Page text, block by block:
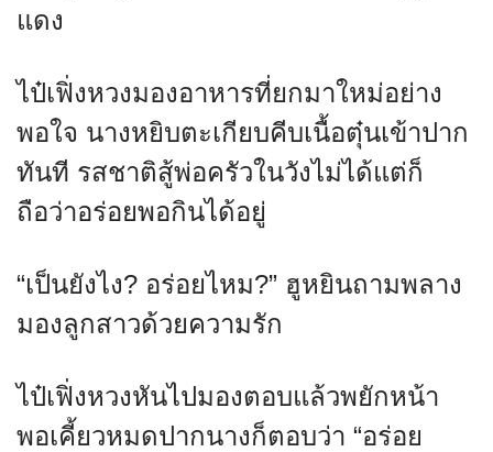
แดง
ไป๋เฟิ่งหวงมองอาหารที่ยกมาใหม่อย่าง
พอใจ นางหยิบตะเกียบคีบเนื้อตุ๋นเข้าปาก
ทันที รสชาติสู้พ่อครัวในวังไม่ได้แต่ก็
ถือว่าอร่อยพอกินได้อยู่
“เป็นยังไง? อร่อยไหม?” ฮูหยินถามพลาง
มองลูกสาวด้วยความรัก
ไป๋เฟิ่งหวงหันไปมองตอบแล้วพยักหน้า
พอเคี้ยวหมดปากนางก็ตอบว่า “อร่อย